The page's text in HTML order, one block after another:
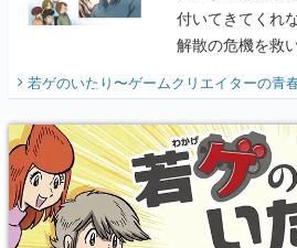
付いてきてくれ
解散の危機を救
『少年ジャンプ
り】
若ゲのいたり〜ゲームクリエイターの青